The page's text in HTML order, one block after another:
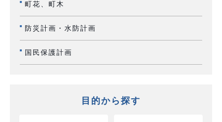
町花、町木
防災計画・水防計画
国民保護計画
目的から探す